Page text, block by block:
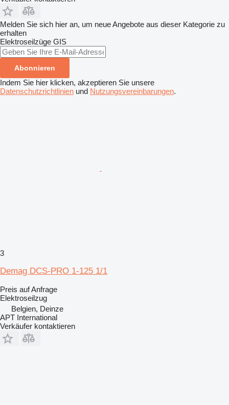
Melden Sie sich hier an, um neue Angebote aus dieser Kategorie zu
erhalten
Elektroseilzüge GIS
Abonnieren
Indem Sie hier klicken, akzeptieren Sie unsere
Datenschutzrichtlinien und Nutzungsvereinbarungen.
3
Demag DCS-PRO 1-125 1/1
Preis auf Anfrage
Elektroseilzug
Belgien, Deinze
APT International
Verkäufer kontaktieren